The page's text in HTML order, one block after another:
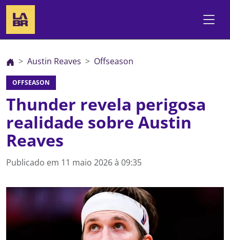
Austin Reaves Offseason
OFFSEASON
Thunder revela perigosa
realidade sobre Austin
Reaves
Publicado em 11 maio 2026 à 09:35